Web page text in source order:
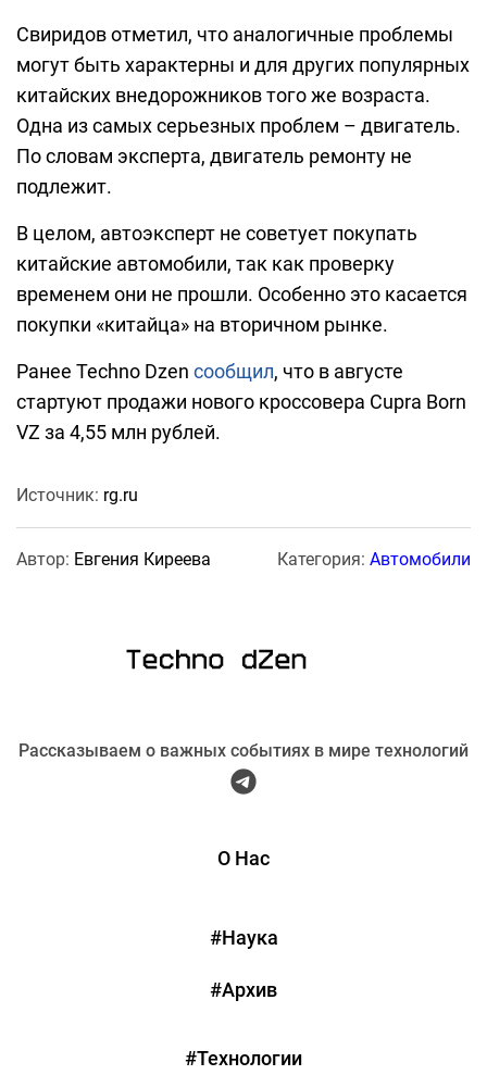
Свиридов отметил, что аналогичные проблемы
могут быть характерны и для других популярных
китайских внедорожников того же возраста.
Одна из самых серьезных проблем – двигатель.
По словам эксперта, двигатель ремонту не
подлежит.
В целом, автоэксперт не советует покупать
китайские автомобили, так как проверку
временем они не прошли. Особенно это касается
покупки «китайца» на вторичном рынке.
Ранее Techno Dzen сообщил, что в августе
стартуют продажи нового кроссовера Cupra Born
VZ за 4,55 млн рублей.
Источник: rg.ru
Автор: Евгения Киреева Категория: Автомобили
Рассказываем о важных событиях в мире технологий
О Нас
#Наука
#Архив
#Технологии